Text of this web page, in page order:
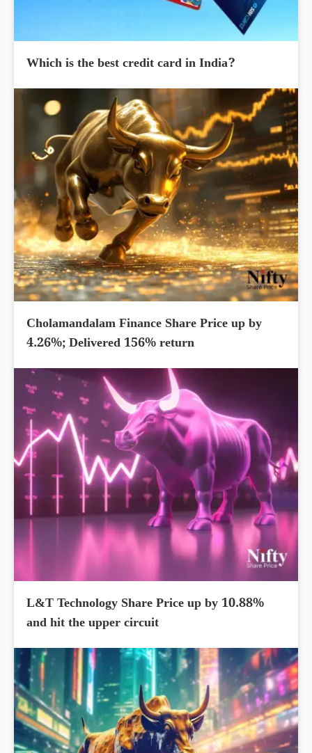
Which is the best credit card in India?
Cholamandalam Finance Share Price up by
4.26%; Delivered 156% return
L&T Technology Share Price up by 10.88%
and hit the upper circuit